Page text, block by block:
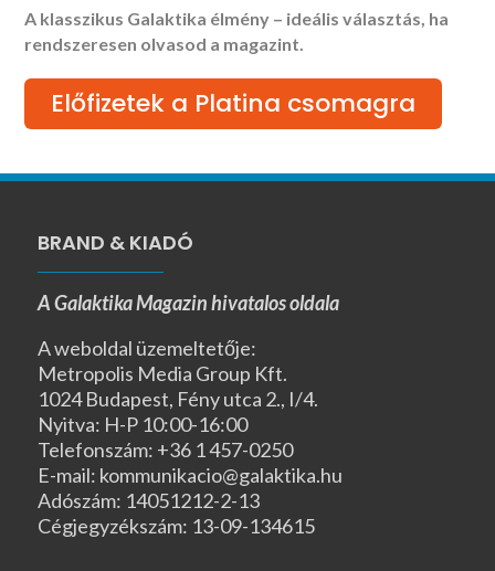
A klasszikus Galaktika élmény – ideális választás, ha
rendszeresen olvasod a magazint.
Előfizetek a Platina csomagra
BRAND & KIADÓ
A Galaktika Magazin hivatalos oldala
A weboldal üzemeltetője:
Metropolis Media Group Kft.
1024 Budapest, Fény utca 2., I/4.
Nyitva: H-P 10:00-16:00
Telefonszám: +36 1 457-0250
E-mail: kommunikacio@galaktika.hu
Adószám: 14051212-2-13
Cégjegyzékszám: 13-09-134615